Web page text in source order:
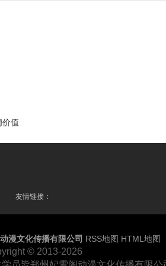
价值
友情链接：
漫文化传播有限公司 RSS地图 HTML地图
© 2013-2026